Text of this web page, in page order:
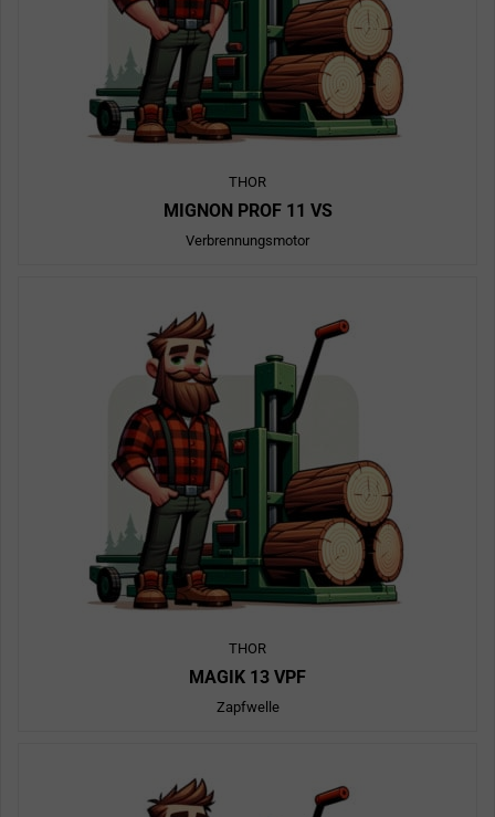
THOR
MIGNON PROF 11 VS
Verbrennungsmotor
THOR
MAGIK 13 VPF
Zapfwelle